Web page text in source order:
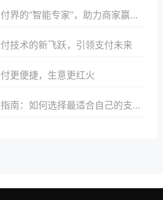
的“智能专家”，助力商家赢在未来
技术的新飞跃，引领支付未来
更便捷，生意更红火
：如何选择最适合自己的支付方案